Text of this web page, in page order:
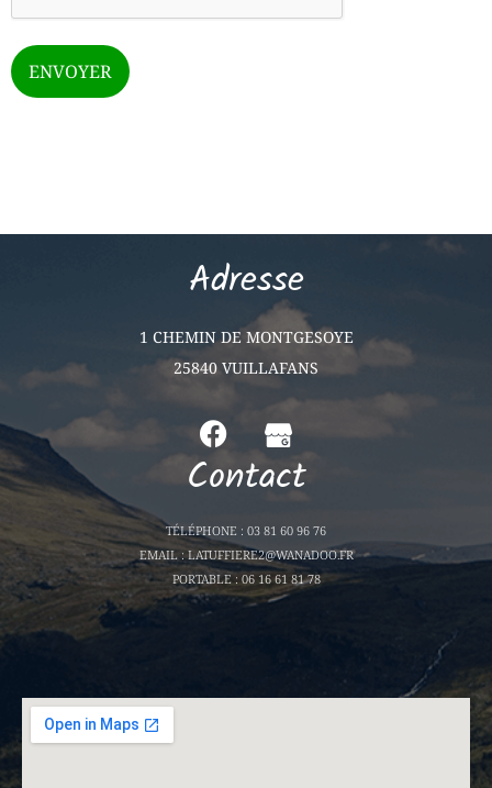
Adresse
1 CHEMIN DE MONTGESOYE
25840 VUILLAFANS
Contact
TÉLÉPHONE : 03 81 60 96 76
EMAIL : LATUFFIERE2@WANADOO.FR
PORTABLE : 06 16 61 81 78